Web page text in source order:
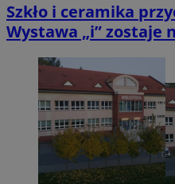
Szkło i ceramika
Wystawa „i” zostaje